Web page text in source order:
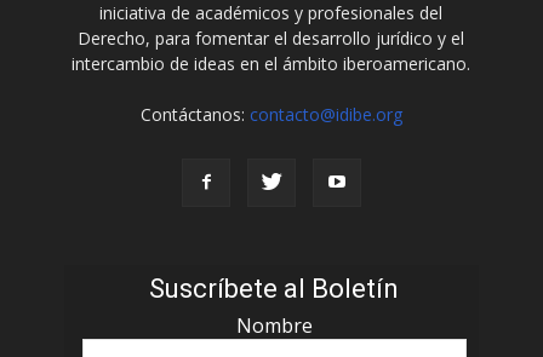
iniciativa de académicos y profesionales del
Derecho, para fomentar el desarrollo jurídico y el
intercambio de ideas en el ámbito iberoamericano.
Contáctanos: contacto@idibe.org
Suscríbete al Boletín
Nombre